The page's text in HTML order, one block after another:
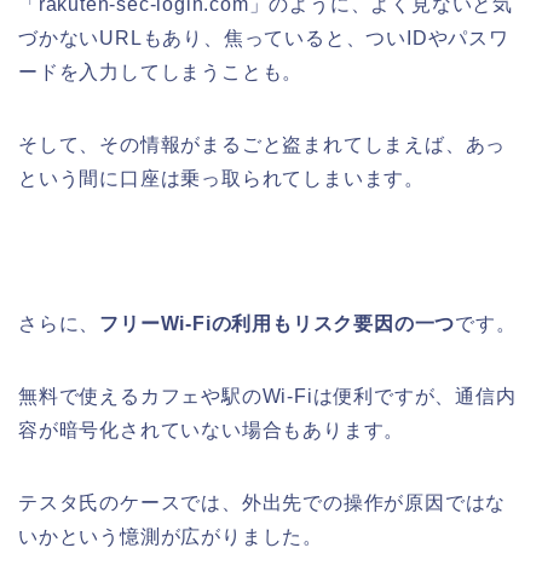
づかないURLもあり、焦っていると、ついIDやパスワ
ードを入力してしまうことも。
そして、その情報がまるごと盗まれてしまえば、あっ
という間に口座は乗っ取られてしまいます。
さらに、 フリーWi-Fiの利用もリスク要因の一つです。
無料で使えるカフェや駅のWi-Fiは便利ですが、通信内
容が暗号化されていない場合もあります。
テスタ氏のケースでは、外出先での操作が原因ではな
いかという憶測が広がりました。